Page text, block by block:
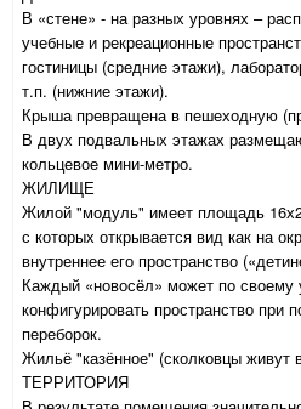
В «стене» - на разных уровнях –
учебные и рекреационные
гостиницы (средние этажи),
т.п. (нижние этажи).
Крыша превращена в пешеходную
В двух подвальных этажах
кольцевое мини-метро.
ЖИЛИЩЕ
Жилой "модуль" имеет площадь
с которых открывается вид как на
внутреннее его пространство
Каждый «новосёл» может по своему
конфигурировать пространство при
переборок.
Жильё "казённое" (сколковцы живут
ТЕРРИТОРИЯ